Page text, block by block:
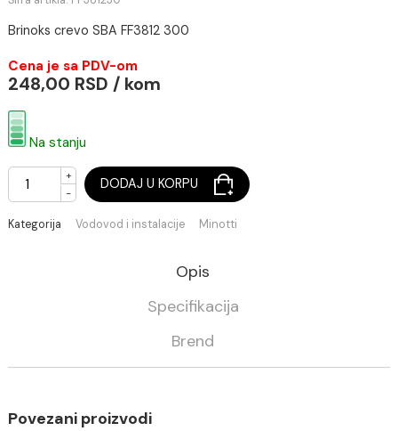
Brinoks crevo SBA FF3812 300
Brinoks crevo SBA FF3812 300
Cena je sa PDV-om
248,00 RSD / kom
Na stanju
Vodovod i instalacije Minotti
Opis